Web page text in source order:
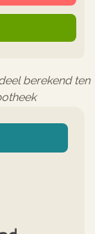
berekend ten